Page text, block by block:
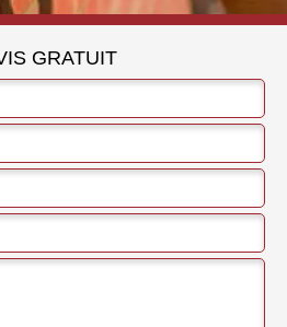
GRATUIT